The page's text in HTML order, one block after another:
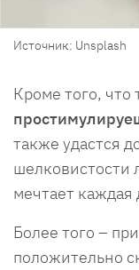
Источник: Unsplash
Кроме того,
также удастся
шелковистости
мечтает каждая
Более того –
положительно